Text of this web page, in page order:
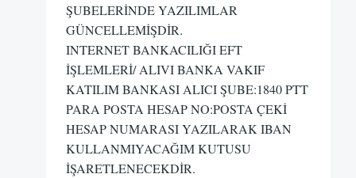
ŞUBELERİNDE YAZILIMLAR
GÜNCELLEMİŞDİR.
INTERNET BANKACILIĞI EFT
İŞLEMLERİ/ ALIVI BANKA VAKIF
KATILIM BANKASI ALICI ŞUBE:1840 PTT
PARA POSTA HESAP NO:POSTA ÇEKİ
HESAP NUMARASI YAZILARAK IBAN
KULLANMIYACAĞIM KUTUSU
İŞARETLENECEKDİR.